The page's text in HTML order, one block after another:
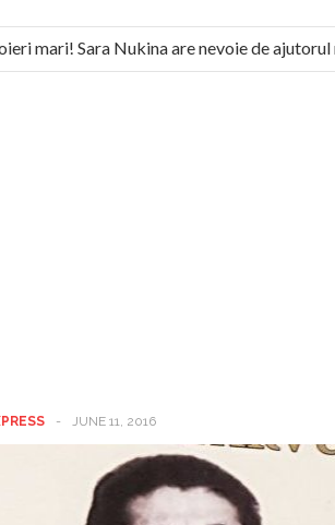
mari! Sara Nukina are nevoie de ajutorul
federalizarea României
- JUNE 11, 2016